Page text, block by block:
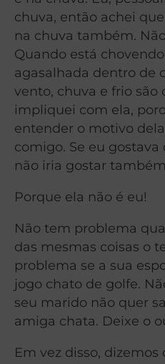
chuva, então achei
na chuva também.
Quando está
agasalhada dentro de
vento, chuva e frio são
impliquei com ela,
entender o motivo
comigo. Se eu gostava
não iria gostar
Porque ela não é eu!
Não tem problema
das mesmas coisas o
problema se a sua
jogo chato de golfe.
seu marido não quer
amiga chata. Deixe o
Em vez disso, dizemos